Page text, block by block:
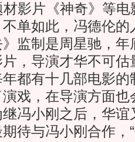
材影片《神奇》等
单如此，冯德伦的
监制是周星驰，年
，导演才华不可估
都有十几部电影的
戏，在导演方面也
冯小刚之后，华谊
待与冯小刚合作，